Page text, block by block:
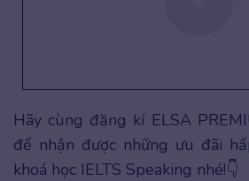
Hãy cùng đăng kí ELSA
để nhận được những ưu đãi
khoá học IELTS Speaking nhé!👇